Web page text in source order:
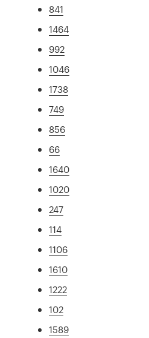
841
1464
992
1046
1738
749
856
66
1640
1020
247
114
1106
1610
1222
102
1589